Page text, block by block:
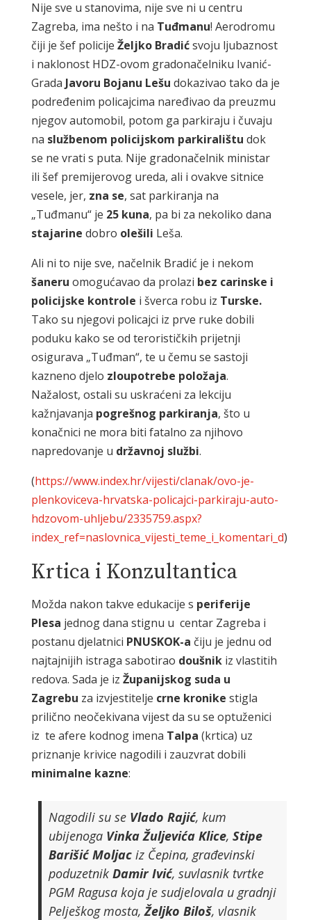
Nije sve u stanovima, nije sve ni u centru
Zagreba, ima nešto i na Tuđmanu! Aerodromu
čiji je šef policije Željko Bradićsvoju ljubaznost
i naklonost HDZ-ovom gradonačelniku Ivanić-
Grada Javoru Bojanu Lešu dokazivao tako da je
podređenim policajcima naređivao da preuzmu
njegov automobil, potom ga parkiraju i čuvaju
na službenom policijskom parkiralištu dok
se ne vrati s puta. Nije gradonačelnik ministar
ili šef premijerovog ureda, ali i ovakve sitnice
vesele, jer, zna se, sat parkiranja na
„Tuđmanu“ je 25 kuna, pa bi za nekoliko dana
stajarine dobro olešili Leša.
Ali ni to nije sve, načelnik Bradić je i nekom
šaneru omogućavao da prolazi bez carinske i
policijske kontrole i šverca robu iz Turske.
Tako su njegovi policajci iz prve ruke dobili
poduku kako se od terorističkih prijetnji
osigurava „Tuđman“, te u čemu se sastoji
kazneno djelo zloupotrebe položaja.
Nažalost, ostali su uskraćeni za lekciju
kažnjavanja pogrešnog parkiranja, što u
konačnici ne mora biti fatalno za njihovo
napredovanje u državnoj službi.
(https://www.index.hr/vijesti/clanak/ovo-je-
plenkoviceva-hrvatska-policajci-parkiraju-auto-
hdzovom-uhljebu/2335759.aspx?
index_ref=naslovnica_vijesti_teme_i_komentari_d)
Krtica i Konzultantica
Možda nakon takve edukacije s periferije
Plesa jednog dana stignu u centar Zagreba i
postanu djelatnici PNUSKOK-a čiju je jednu od
najtajnijih istraga sabotirao doušnikiz vlastitih
redova. Sada je iz Županijskog suda u
Zagrebu za izvjestitelje crne kronike stigla
prilično neočekivana vijest da su se optuženici
iz te afere kodnog imena Talpa (krtica) uz
priznanje krivice nagodili i zauzvrat dobili
minimalne kazne:
Nagodili su se Vlado Rajić, kum
ubijenoga Vinka Žuljevića Klice, Stipe
Barišić Moljaciz Čepina, građevinski
poduzetnik Damir Ivić, suvlasnik tvrtke
PGM Ragusa koja je sudjelovala u gradnji
Pelješkog mosta,Željko Biloš, vlasnik